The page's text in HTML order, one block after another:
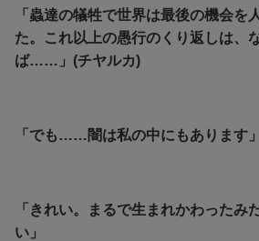
「蟲達の犠牲で世界は最後の機会を
た。これ以上の愚行のくり返しは、
ば……」(チヤルカ)
「でも……闇は私の中にもあります
「きれい。まるで生まれかわった
い」